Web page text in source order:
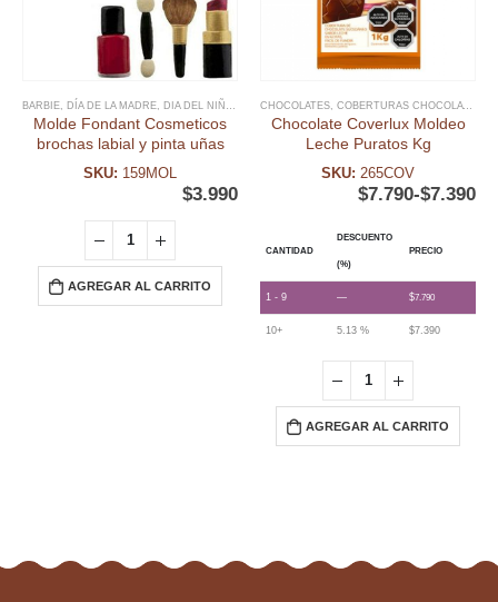
BARBIE DÍA DE LA MADRE DIA DEL NIÑO Y TEMATICAS ,FECHAS ESPECIALES , FONDANT
Molde Fondant Cosmeticos
brochas labial y pinta uñas
SKU: 159MOL
$3.990
AGREGAR AL CARRITO
CHOCOLATES COBERTURAS CHOCOLATE
Chocolate Coverlux Moldeo
Leche Puratos Kg
SKU: 265COV
$7.390
-
$7.790
CANTIDAD
DESCUENTO
(%)
PRECIO
1 - 9 — $7.790
10+ 5.13 % $7.390
AGREGAR AL CARRITO